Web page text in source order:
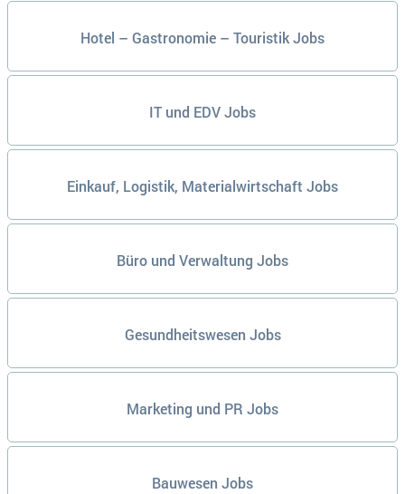
Hotel – Gastronomie – Touristik Jobs
IT und EDV Jobs
Einkauf, Logistik, Materialwirtschaft Jobs
Büro und Verwaltung Jobs
Gesundheitswesen Jobs
Marketing und PR Jobs
Bauwesen Jobs